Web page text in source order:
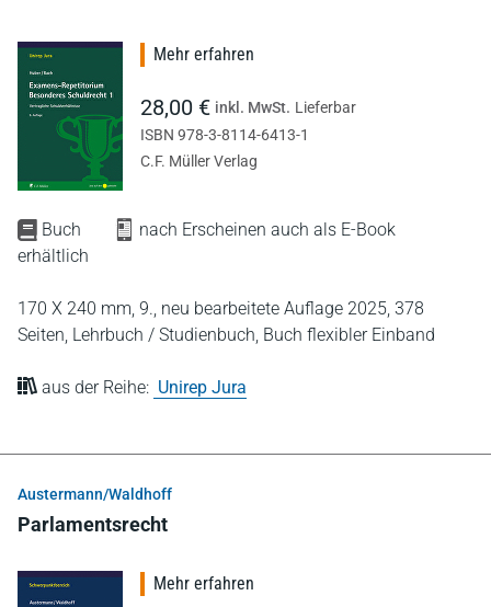
Buch
nach Erscheinen auch als E-Book
erhältlich
170 X 240 mm, 9., neu bearbeitete Auflage 2025, 378
Seiten, Lehrbuch / Studienbuch, Buch flexibler Einband
aus der Reihe: Unirep Jura
Mehr erfahren
28,00 € inkl. MwSt. Lieferbar
ISBN 978-3-8114-6413-1
C.F. Müller Verlag
Austermann/Waldhoff
Parlamentsrecht
Mehr erfahren